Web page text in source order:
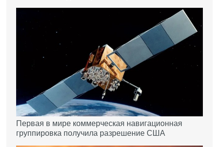
Первая в мире коммерческая навигационная
группировка получила разрешение США